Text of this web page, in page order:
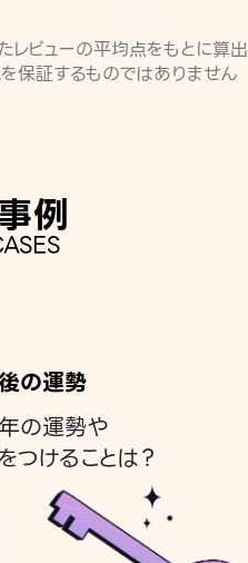
ビューの平均点をもとに算出
保証するものではありません
例
の運勢
の運勢や
つけることは？